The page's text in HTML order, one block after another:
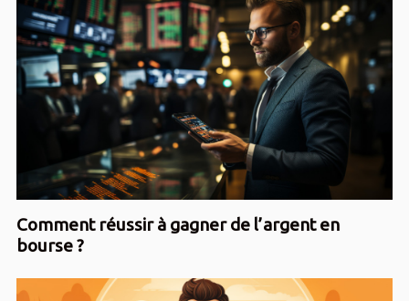
Comment réussir à gagner de l’argent en
bourse ?